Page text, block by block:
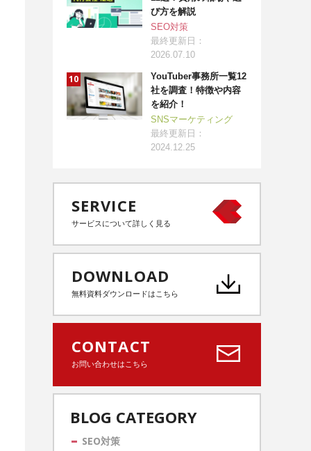
び方を解説
SEO対策
最終更新日：
2026.07.10
YouTuber事務所一覧12
社を調査！特徴や内容
を紹介！
SNSマーケティング
最終更新日：
2024.12.25
SERVICE
サービスについて詳しく見る
DOWNLOAD
無料資料ダウンロードはこちら
CONTACT
お問い合わせはこちら
BLOG CATEGORY
SEO対策